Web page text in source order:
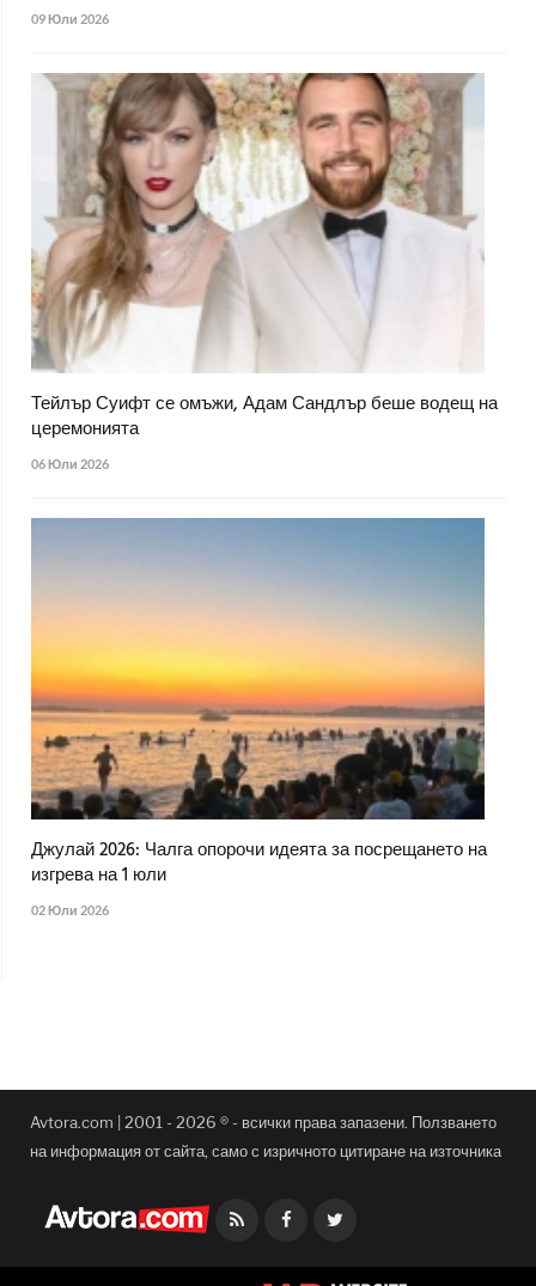
09 Юли 2026
Тейлър Суифт се омъжи, Адам Сандлър беше водещ на
церемонията
06 Юли 2026
Джулай 2026: Чалга опорочи идеята за посрещането на
изгрева на 1 юли
02 Юли 2026
Avtora.com | 2001 - 2026 ® - всички права запазени. Ползването
на информация от сайта, само с изричното цитиране на източника
Facebook